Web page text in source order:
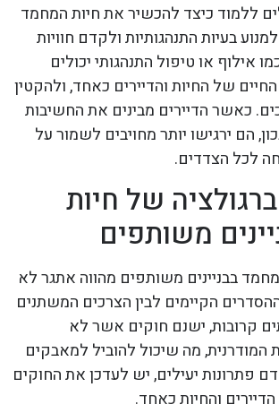
ללמוד כיצד להכשיר את חיות המחמד
בעיות התנהגותיות ולקדם חוויות
אילוף או טיפול התנהגותי יכולים
של החיות והדיירים כאחד, ולהקטין
כאשר הדיירים מבינים את החשיבות
הם ירגישו יותר מחויבים לשמור על
לכל הצדדים.
של חיות
משותפים
בבניינים משותפים מהווה אתגר לא
הקיימים לבין הצרכים המשתנים
קרובות, ישנם חוקים אשר לא
המודרנית, מה שיכול להוביל למאבקים
פתרונות יעילים, יש לעדכן את החוקים
והחיות כאחד.